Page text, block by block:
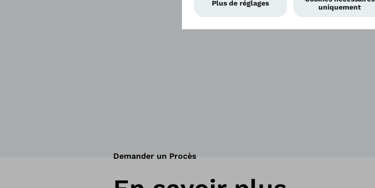
Demander un Procès